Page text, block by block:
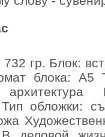
гр. Блок:
блока: А5
обложки: